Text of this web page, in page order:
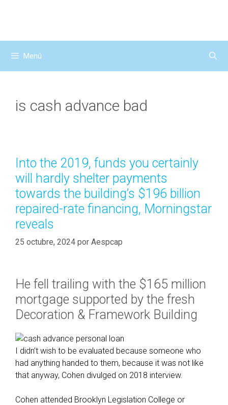
Menú
is cash advance bad
Into the 2019, funds you certainly
will hardly shelter payments
towards the building’s $196 billion
repaired-rate financing, Morningstar
reveals
25 octubre, 2024 por Aespcap
He fell trailing with the $165 million
mortgage supported by the fresh
Decoration & Framework Building
I didn’t wish to be evaluated because someone who
had anything handed to them, because it was not like
that anyway, Cohen divulged on 2018 interview.
Cohen attended Brooklyn Legislation College or